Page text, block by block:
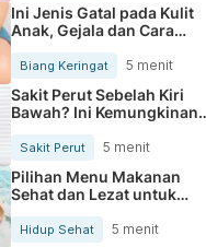
Ini Jenis Gatal pada Kulit
Anak, Gejala dan Cara
Mengobatinya
Biang Keringat 5 menit
Sakit Perut Sebelah Kiri
Bawah? Ini Kemungkinan
Sakit Perut 5 menit
Pilihan Menu Makanan
Sehat dan Lezat untuk
Mengurangi Kolesterol
Hidup Sehat 5 menit